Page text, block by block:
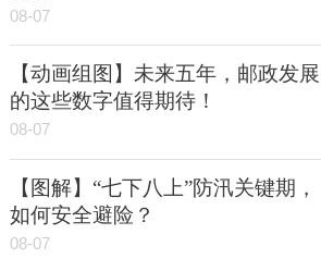
08-07
【动画组图】未来五年，邮政发展
的这些数字值得期待！
08-07
【图解】“七下八上”防汛关键期，
如何安全避险？
08-07